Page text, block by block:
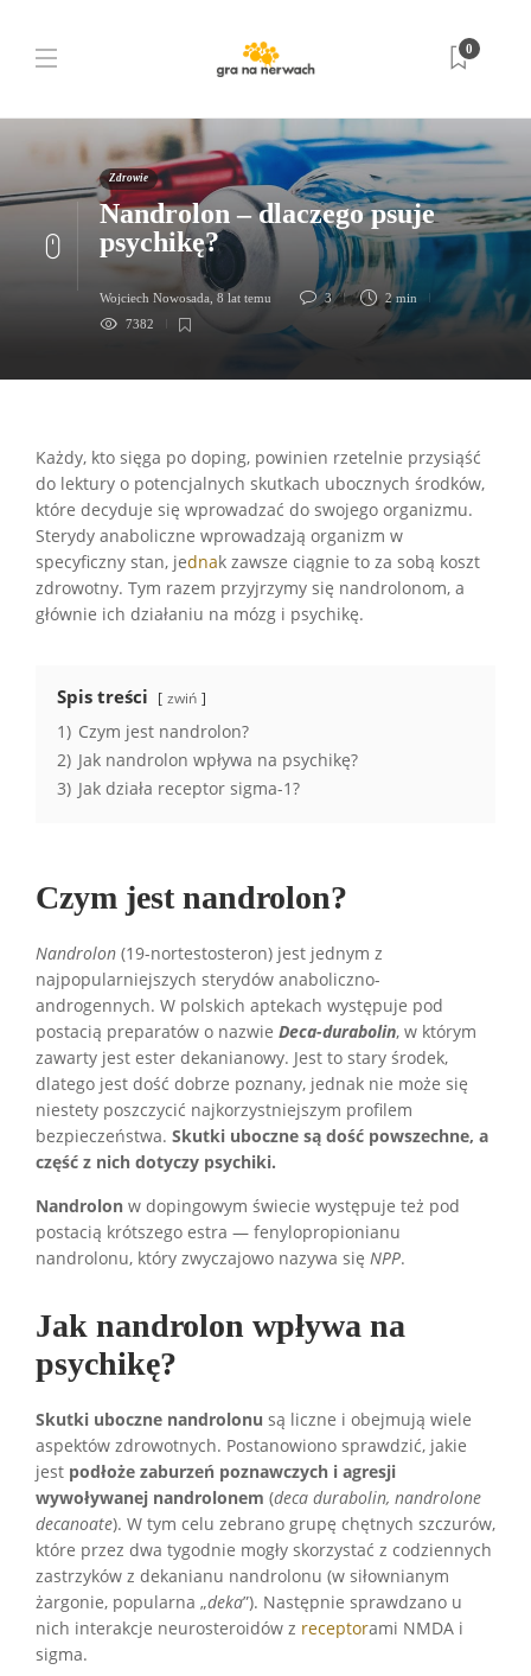
0
Zdrowie
Nandrolon – dlaczego psuje
psychikę?
Wojciech Nowosada 8 lat temu 3
2 min
7382
Każdy, kto sięga po doping, powinien rzetelnie przysiąść
do lektury o potencjalnych skutkach ubocznych środków,
które decyduje się wprowadzać do swojego organizmu.
Sterydy anaboliczne wprowadzają organizm w
specyficzny stan, jednak zawsze ciągnie to za sobą koszt
zdrowotny. Tym razem przyjrzymy się nandrolonom, a
głównie ich działaniu na mózg i psychikę.
Spis treści zwiń
1) Czym jest nandrolon?
2) Jak nandrolon wpływa na psychikę?
3) Jak działa receptor sigma-1?
Czym jest nandrolon?
Nandrolon (19-nortestosteron) jest jednym z
najpopularniejszych sterydów anaboliczno-
androgennych. W polskich aptekach występuje pod
postacią preparatów o nazwie Deca-durabolin, w którym
zawarty jest ester dekanianowy. Jest to stary środek,
dlatego jest dość dobrze poznany, jednak nie może się
niestety poszczycić najkorzystniejszym profilem
bezpieczeństwa. Skutki uboczne są dość powszechne, a
część z nich dotyczy psychiki.
Nandrolon w dopingowym świecie występuje też pod
postacią krótszego estra — fenylopropionianu
nandrolonu, który zwyczajowo nazywa się NPP.
Jak nandrolon wpływa na
psychikę?
Skutki uboczne nandrolonu są liczne i obejmują wiele
aspektów zdrowotnych. Postanowiono sprawdzić, jakie
jest podłoże zaburzeń poznawczych i agresji
wywoływanej nandrolonem (deca durabolin, nandrolone
decanoate). W tym celu zebrano grupę chętnych szczurów,
które przez dwa tygodnie mogły skorzystać z codziennych
zastrzyków z dekanianu nandrolonu (w siłownianym
żargonie, popularna „deka”). Następnie sprawdzano u
nich interakcje neurosteroidów z receptorami NMDA i
sigma.